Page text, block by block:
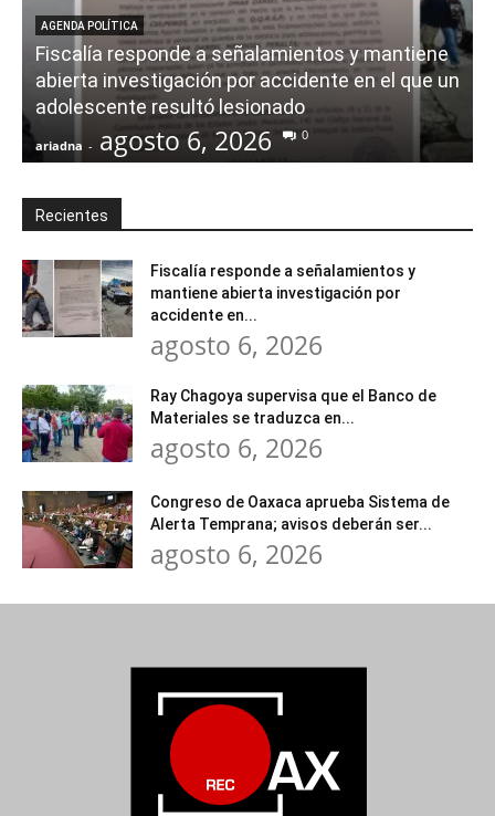
AGENDA POLÍTICA
Fiscalía responde a señalamientos y mantiene
abierta investigación por accidente en el que un
adolescente resultó lesionado
ariadna - agosto 6, 2026 0
Recientes
Fiscalía responde a señalamientos y
mantiene abierta investigación por
accidente en...
agosto 6, 2026
Ray Chagoya supervisa que el Banco de
Materiales se traduzca en...
agosto 6, 2026
Congreso de Oaxaca aprueba Sistema de
Alerta Temprana; avisos deberán ser...
agosto 6, 2026